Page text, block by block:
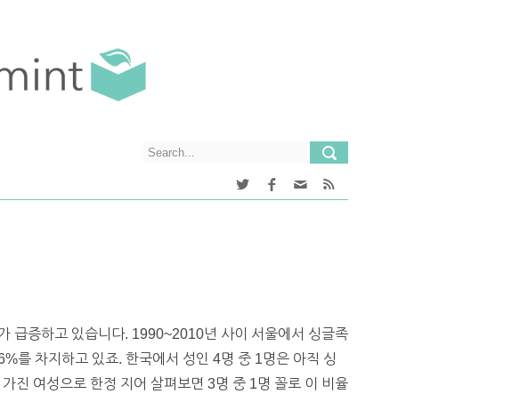
급증하고 있습니다. 1990~2010년 사이 서울에서 싱글족
를 차지하고 있죠. 한국에서 성인 4명 중 1명은 아직 싱
진 여성으로 한정 지어 살펴보면 3명 중 1명 꼴로 이 비율